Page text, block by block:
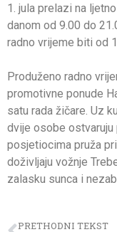
1. jula prelazi na
danom od 9.00 do
radno vrijeme biti od
Produženo radno
promotivne ponude
satu rada žičare. Uz
dvije osobe ostvaruju
posjetiocima pruža
doživljaju vožnje
zalasku sunca i
PRETHODNI TEKST